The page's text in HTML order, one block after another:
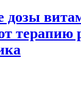
дозы
терапию